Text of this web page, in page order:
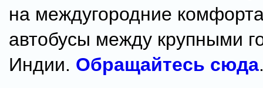
на междугородние
автобусы между крупными
Индии. Обращайтесь сюда